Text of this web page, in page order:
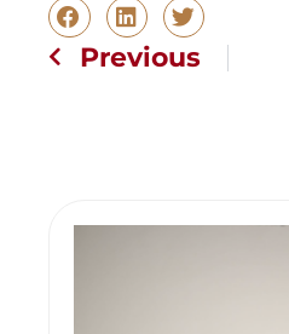
Previous